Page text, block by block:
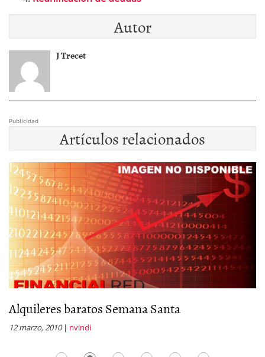
Autor
J Trecet
Publicidad
Artículos relacionados
Alquileres baratos Semana Santa
12 marzo, 2010| nvindi